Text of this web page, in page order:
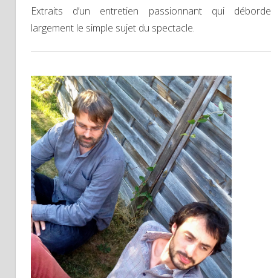
Extraits d’un entretien passionnant qui déborde
largement le simple sujet du spectacle.